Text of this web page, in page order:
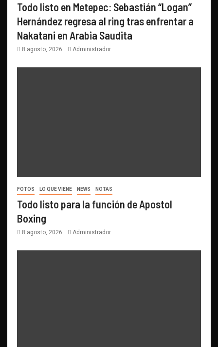
Todo listo en Metepec: Sebastián “Logan”
Hernández regresa al ring tras enfrentar a
Nakatani en Arabia Saudita
8 agosto, 2026 Administrador
FOTOS LO QUE VIENE NEWS NOTAS
Todo listo para la función de Apostol
Boxing
8 agosto, 2026 Administrador